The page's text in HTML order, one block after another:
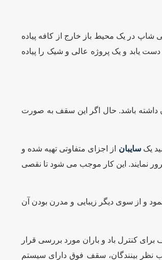
شاپ در یک محیط باز خارج از کافه پیاده
یابد و یک پروژه عالی و شیک را پیاده
آن داشته باشد. حال اگر این سقف به صورت
یکسایبان از اجزای متفاوتی تهیه شده و
نمایند. این کار موجب می شود تا نقصی
و از سوی دیگر زیبایی و مدرن بودن آن
کنترل باد و باران مورد بررسی قرار
نظر بینندگان، سقف فوق دارای سیستم